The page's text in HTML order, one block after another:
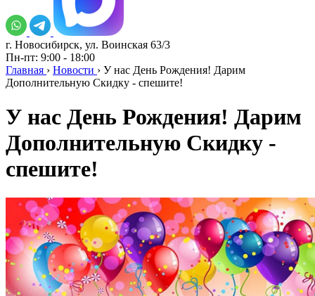
г. Новосибирск, ул. Воинская 63/3
Пн-пт: 9:00 - 18:00
Главная › Новости › У нас День Рождения! Дарим
Дополнительную Скидку - спешите!
У нас День Рождения! Дарим
Дополнительную Скидку -
спешите!